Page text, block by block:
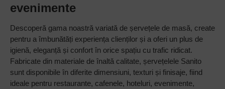
evenimente
Descoperă gama noastră variată de șervețele de masă, create
pentru a îmbunătăți experiența clienților și a oferi un plus de
igienă, eleganță și confort în orice spațiu cu trafic ridicat.
Fabricate din materiale de înaltă calitate, șervețelele Sanito
sunt disponibile în diferite dimensiuni, texturi și finisaje, fiind
ideale pentru restaurante, cafenele, hoteluri, evenimente,